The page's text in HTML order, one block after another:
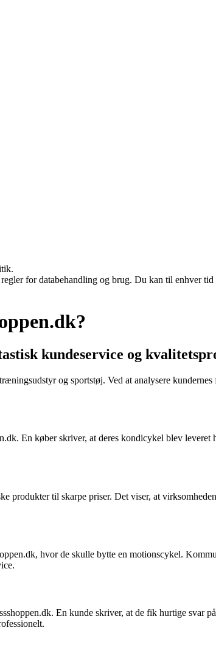
for databehandling og brug. Du kan til enhver
kundeservice og
og sportstøj. Ved at analysere
En køber skriver, at deres kondicykel blev
produkter til skarpe priser. Det viser, at
hvor de skulle bytte en motionscykel.
En kunde skriver, at de fik hurtige svar